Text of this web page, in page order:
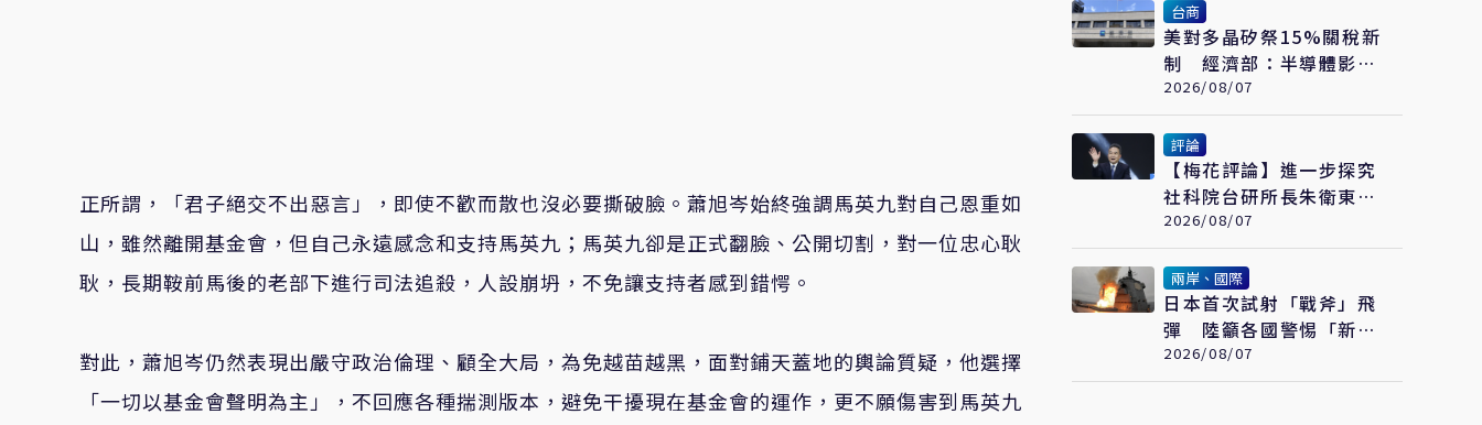
正所謂，「君子絕交不出惡言」，即使不歡而散也沒必要撕破臉。蕭旭岑始終強調馬英九對自己恩重如
山，雖然離開基金會，但自己永遠感念和支持馬英九；馬英九卻是正式翻臉、公開切割，對一位忠心耿
耿，長期鞍前馬後的老部下進行司法追殺，人設崩坍，不免讓支持者感到錯愕。
對此，蕭旭岑仍然表現出嚴守政治倫理、顧全大局，為免越苗越黑，面對鋪天蓋地的輿論質疑，他選擇
「一切以基金會聲明為主」，不回應各種揣測版本，避免干擾現在基金會的運作，更不願傷害到馬英九
台商
美對多晶矽祭15%關稅新
制 經濟部：半導體影響
可控、太陽能產業衝擊有
限
2026/08/07
評論
【梅花評論】進一步探究
社科院台研所長朱衛東的
「不統而統」
2026/08/07
兩岸、國際
日本首次試射「戰斧」飛
彈 陸籲各國警惕「新型
軍國主義」發展
2026/08/07